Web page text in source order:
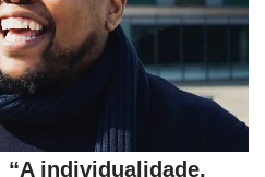
individualidade,